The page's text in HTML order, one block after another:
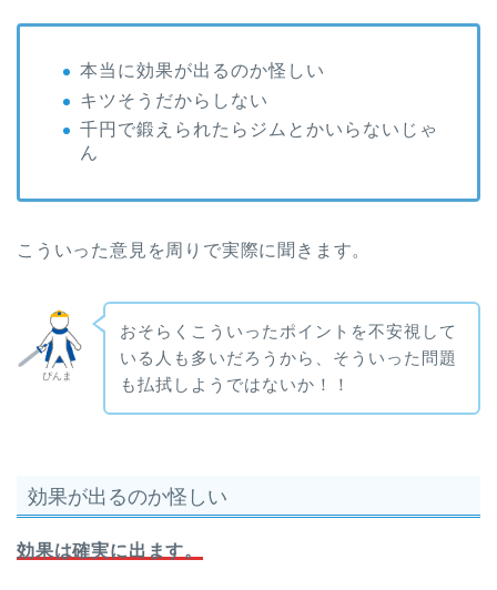
本当に効果が出るのか怪しい
キツそうだからしない
千円で鍛えられたらジムとかいらないじゃ
ん
こういった意見を周りで実際に聞きます。
ぴんま
おそらくこういったポイントを不安視して
いる人も多いだろうから、そういった問題
も払拭しようではないか！！
効果が出るのか怪しい
効果は確実に出ます。